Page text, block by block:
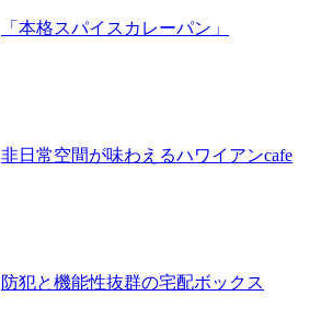
「本格スパイスカレーパン」
非日常空間が味わえるハワイアンcafe
防犯と機能性抜群の宅配ボックス